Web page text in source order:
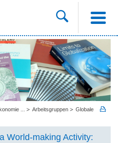
... Arbeitsgruppen
Globale
World-making Activity: